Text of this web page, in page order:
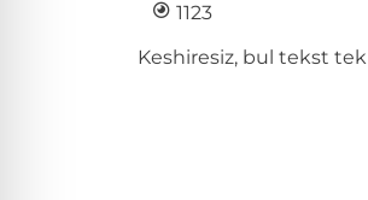
1123
Keshiresiz, bul tekst tek